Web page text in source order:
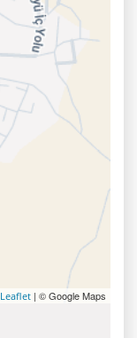
Leaflet | © Google Maps